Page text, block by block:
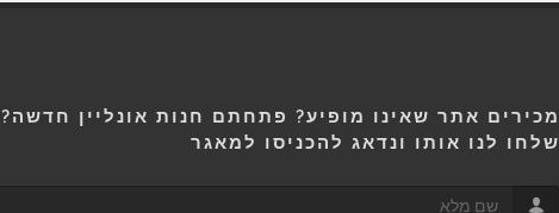
מכירים אתר שאינו מופיע? פתחתם חנות אונליין חדשה?
שלחו לנו אותו ונדאג להכניסו למאגר